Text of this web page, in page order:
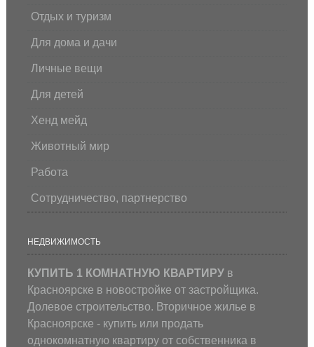
Отдых и туризм
Для дома и дачи
Личные вещи
Для детей
Хенд мейд
Животный мир
Работа
Сотрудничество, партнерство
НЕДВИЖИМОСТЬ
КУПИТЬ 1 КОМНАТНУЮ КВАРТИРУв
Красноярске в новостройке от застройщика.
Долевое строительство. Вторичное жилье в
Красноярске - купить или продать
однокомнатную квартиру от собственника в